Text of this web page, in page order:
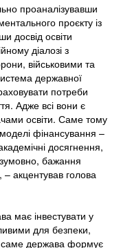
проаналізувавши
проєкту із
досвід освіти
діалозі з
військовими та
державної
потреби
Адже всі вони є
освіти. Саме тому
фінансування –
досягнення,
бажання
акцентував голова
має інвестувати у
для безпеки,
саме держава формує